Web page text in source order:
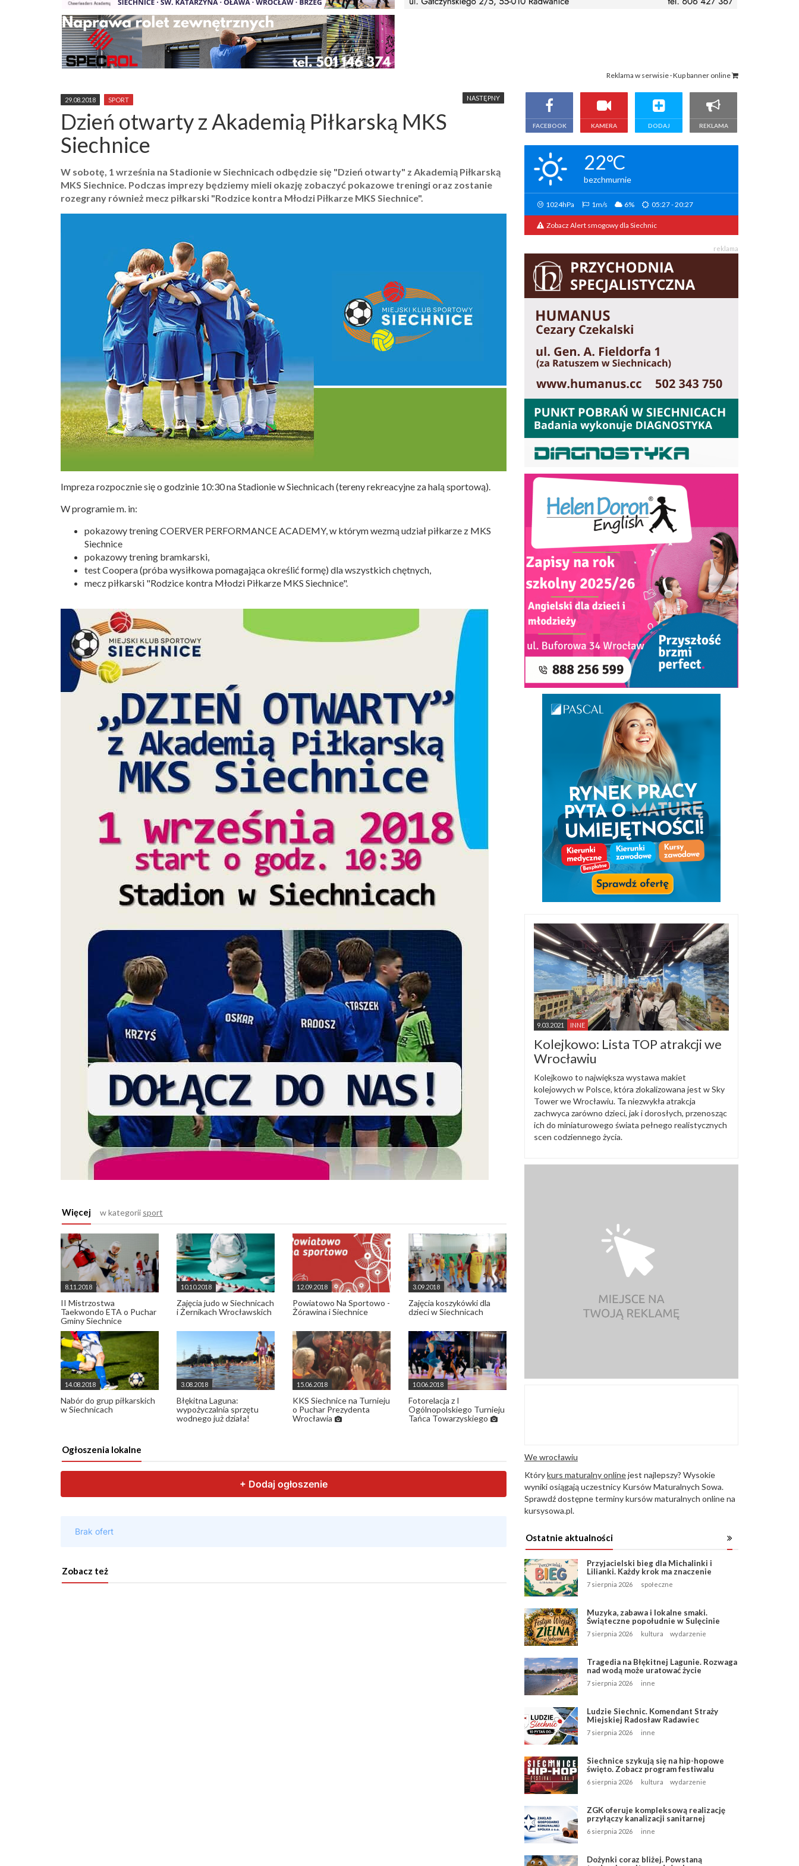
Reklama w serwisie · Kup banner online
NASTĘPNY
29.08.2018 SPORT
Dzień otwarty z Akademią Piłkarską MKS
Siechnice
W sobotę, 1 września na Stadionie w Siechnicach odbędzie się "Dzień otwarty" z Akademią Piłkarską
MKS Siechnice. Podczas imprezy będziemy mieli okazję zobaczyć pokazowe treningi oraz zostanie
rozegrany również mecz piłkarski "Rodzice kontra Młodzi Piłkarze MKS Siechnice".
Impreza rozpocznie się o godzinie 10:30 na Stadionie w Siechnicach (tereny rekreacyjne za halą sportową).
W programie m. in:
pokazowy trening COERVER PERFORMANCE ACADEMY, w którym wezmą udział piłkarze z MKS
Siechnice
pokazowy trening bramkarski,
test Coopera (próba wysiłkowa pomagająca określić formę) dla wszystkich chętnych,
mecz piłkarski "Rodzice kontra Młodzi Piłkarze MKS Siechnice".
Więcej w kategorii sport
8.11.2018
II Mistrzostwa
Taekwondo ETA o Puchar
Gminy Siechnice
10.10.2018
Zajęcia judo w Siechnicach
i Żernikach Wrocławskich
12.09.2018
Powiatowo Na Sportowo -
Żórawina i Siechnice
3.09.2018
Zajęcia koszykówki dla
dzieci w Siechnicach
14.08.2018
Nabór do grup piłkarskich
w Siechnicach
3.08.2018
Błękitna Laguna:
wypożyczalnia sprzętu
wodnego już działa!
15.06.2018
KKS Siechnice na Turnieju
o Puchar Prezydenta
Wrocławia
10.06.2018
Fotorelacja z I
Ogólnopolskiego Turnieju
Tańca Towarzyskiego
Ogłoszenia lokalne
Zobacz też
FACEBOOK KAMERA DODAJ REKLAMA
22°C
bezchmurnie
1024hPa 1m/s 6% 05:27 - 20:27
Zobacz Alert smogowy dla Siechnic
reklama
9.03.2021 INNE
Kolejkowo: Lista TOP atrakcji we
Wrocławiu
Kolejkowo to największa wystawa makiet
kolejowych w Polsce, która zlokalizowana jest w Sky
Tower we Wrocławiu. Ta niezwykła atrakcja
zachwyca zarówno dzieci, jak i dorosłych, przenosząc
ich do miniaturowego świata pełnego realistycznych
scen codziennego życia.
We wrocławiu
Którykurs maturalny onlinejest najlepszy? Wysokie
wyniki osiągają uczestnicy Kursów Maturalnych Sowa.
Sprawdź dostępne terminy kursów maturalnych online na
kursysowa.pl.
Ostatnie aktualności
Przyjacielski bieg dla Michalinki i
Lilianki. Każdy krok ma znaczenie
7 sierpnia 2026 społeczne
Muzyka, zabawa i lokalne smaki.
Świąteczne popołudnie w Sulęcinie
7 sierpnia 2026 kultura wydarzenie
Tragedia na Błękitnej Lagunie. Rozwaga
nad wodą może uratować życie
7 sierpnia 2026 inne
Ludzie Siechnic. Komendant Straży
Miejskiej Radosław Radawiec
7 sierpnia 2026 inne
Siechnice szykują się na hip-hopowe
święto. Zobacz program festiwalu
6 sierpnia 2026 kultura wydarzenie
ZGK oferuje kompleksową realizację
przyłączy kanalizacji sanitarnej
6 sierpnia 2026 inne
Dożynki coraz bliżej. Powstaną